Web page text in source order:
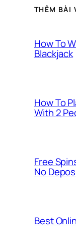
THÊM BÀI
How To
Blackjack
How To
With 2
Free
No
Best